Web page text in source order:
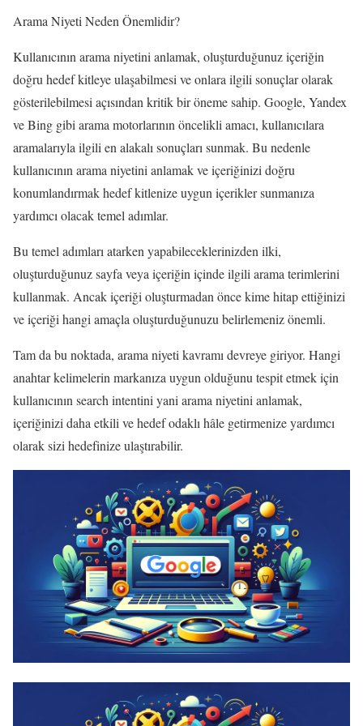
Arama Niyeti Neden Önemlidir?
Kullanıcının arama niyetini anlamak, oluşturduğunuz içeriğin
doğru hedef kitleye ulaşabilmesi ve onlara ilgili sonuçlar olarak
gösterilebilmesi açısından kritik bir öneme sahip. Google, Yandex
ve Bing gibi arama motorlarının öncelikli amacı, kullanıcılara
aramalarıyla ilgili en alakalı sonuçları sunmak. Bu nedenle
kullanıcının arama niyetini anlamak ve içeriğinizi doğru
konumlandırmak hedef kitlenize uygun içerikler sunmanıza
yardımcı olacak temel adımlar.
Bu temel adımları atarken yapabileceklerinizden ilki,
oluşturduğunuz sayfa veya içeriğin içinde ilgili arama terimlerini
kullanmak. Ancak içeriği oluşturmadan önce kime hitap ettiğinizi
ve içeriği hangi amaçla oluşturduğunuzu belirlemeniz önemli.
Tam da bu noktada, arama niyeti kavramı devreye giriyor. Hangi
anahtar kelimelerin markanıza uygun olduğunu tespit etmek için
kullanıcının search intentini yani arama niyetini anlamak,
içeriğinizi daha etkili ve hedef odaklı hâle getirmenize yardımcı
olarak sizi hedefinize ulaştırabilir.